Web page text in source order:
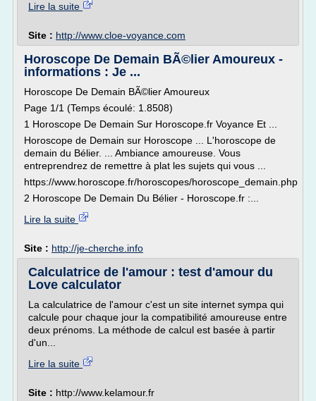
Lire la suite
Site : http://www.cloe-voyance.com
Horoscope De Demain BÃ©lier Amoureux -
informations : Je ...
Horoscope De Demain BÃ©lier Amoureux
Page 1/1 (Temps écoulé: 1.8508)
1 Horoscope De Demain Sur Horoscope.fr Voyance Et ...
Horoscope de Demain sur Horoscope ... L'horoscope de
demain du Bélier. ... Ambiance amoureuse. Vous
entreprendrez de remettre à plat les sujets qui vous ...
https://www.horoscope.fr/horoscopes/horoscope_demain.php
2 Horoscope De Demain Du Bélier - Horoscope.fr :...
Lire la suite
Site : http://je-cherche.info
Calculatrice de l'amour : test d'amour du
Love calculator
La calculatrice de l'amour c'est un site internet sympa qui
calcule pour chaque jour la compatibilité amoureuse entre
deux prénoms. La méthode de calcul est basée à partir
d'un...
Lire la suite
Site : http://www.kelamour.fr